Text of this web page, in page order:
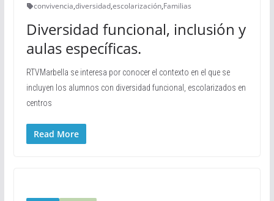
convivencia,diversidad,escolarización,Familias
Diversidad funcional, inclusión y
aulas específicas.
RTVMarbella se interesa por conocer el contexto en el que se
incluyen los alumnos con diversidad funcional, escolarizados en
centros
Read More